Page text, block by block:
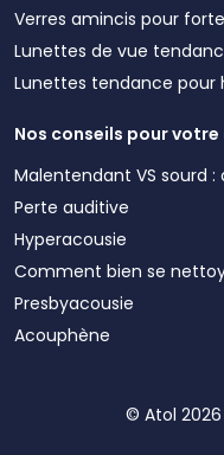
Verres amincis pour
Lunettes de vue
Lunettes tendance pour
Nos conseils pour
Malentendant VS sourd
Perte auditive
Hyperacousie
Comment bien se
Presbyacousie
Acouphène
© Atol